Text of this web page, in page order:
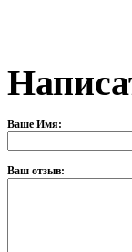
Ваше Имя:
Ваш отзыв: